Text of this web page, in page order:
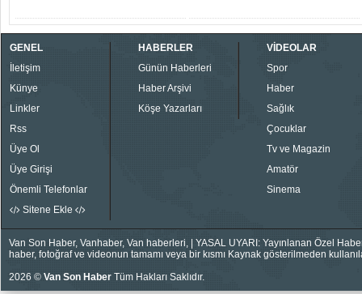
GENEL
İletişim
Künye
Linkler
Rss
Üye Ol
Üye Girişi
Önemli Telefonlar
Sitene Ekle
HABERLER
Günün Haberleri
Haber Arşivi
Köşe Yazarları
VİDEOLAR
Spor
Haber
Sağlık
Çocuklar
Tv ve Magazin
Amatör
Sinema
Van Son Haber, Vanhaber, Van haberleri, | YASAL UYARI: Yayınlanan Özel
haber, fotoğraf ve videonun tamamı veya bir kısmı Kaynak gösterilmeden
2026 © Van Son Haber Tüm Hakları Saklıdır.